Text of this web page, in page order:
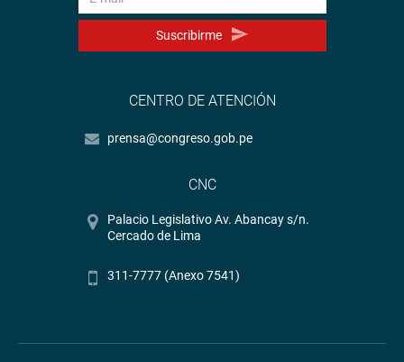
Suscribirme
CENTRO DE ATENCIÓN
prensa@congreso.gob.pe
CNC
Palacio Legislativo Av. Abancay s/n.
Cercado de Lima
311-7777 (Anexo 7541)